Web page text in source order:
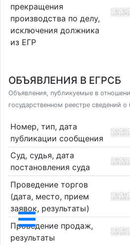
прекращения
производства по делу,
исключения должника
из ЕГР
ОБЪЯВЛЕНИЯ В ЕГРСБ
Объявления, публикуемые в
государственном реестре сведений
Номер, тип, дата
публикации сообщения
Суд, судья, дата
постановления суда
Проведение торгов
(дата, место, прием
заявок, результаты)
Проведение продаж,
результаты